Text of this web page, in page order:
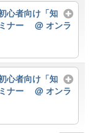
心者向け「知
ミナー@ オンラ
心者向け「知
ミナー@ オンラ